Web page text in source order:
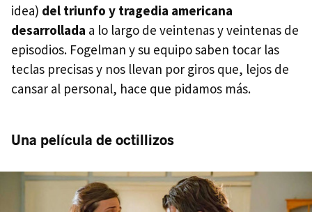
idea) del triunfo y tragedia americana
desarrollada a lo largo de veintenas y veintenas de
episodios. Fogelman y su equipo saben tocar las
teclas precisas y nos llevan por giros que, lejos de
cansar al personal, hace que pidamos más.
Una película de octillizos